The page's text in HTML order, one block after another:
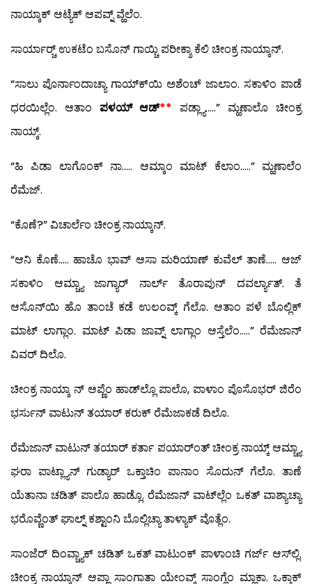
ನಾಯ್ಕಾಕ್ ಆಟ್ಯೆಕ್ ಆಪವ್ನ್ ವ್ಹೆಲೆಂ.
ಸಾರ್ಯಾರ್‍ಚ್ ಉಕಟೆಂ ಬಸೊನ್ ಗಾಯ್ಚಿ ಪರೀಕ್ಶಾ ಕೆಲಿ ಚೀಂಕ್ರ ನಾಯ್ಕಾನ್.
“ಸಾಲು ಪೊರ್ನಾಂದಾಚ್ಯಾ ಗಾಯ್ಕ್‍ಯಿ ಅಶೆಂಚ್ ಜಾಲಾಂ. ಸಕಾಳಿಂ ಪಾಡೆ
ಧರಯಿಲ್ಲೆಂ. ಆತಾಂ ಪಳಯ್ ಆಡ್** ಪಡ್ಲ್ಯಾ…..” ಮ್ಹಣಾಲೊ ಚೀಂಕ್ರ
ನಾಯ್ಕ್.
“ಹಿ ಪಿಡಾ ಲಾಗೊಂಕ್ ನಾ….. ಆಮ್ಕಾಂ ಮಾಟ್ ಕೆಲಾಂ…..” ಮ್ಹಣಾಲೆಂ
ರೆಮೆಜ್.
“ಕೊಣೆ?” ವಿಚಾರ್ಲೆಂ ಚೀಂಕ್ರ ನಾಯ್ಕಾನ್.
“ಆನಿ ಕೊಣೆ….. ಹಾಚೊ ಭಾವ್ ಆಸಾ ಮರಿಯಾಣ್ ಕುವೆಲ್ ತಾಣೆ….. ಆಜ್
ಸಕಾಳಿಂ ಆಮ್ಚ್ಯಾ ಜಾಗ್ಯಾರ್ ನಾರ್ಲ್ ತೊರಾಪುನ್ ದವರ್ಲ್ಯಾತ್. ತೆ
ಆಸೊನ್‍ಯಿ ಹೊ ತಾಂಚೆ ಕಡೆ ಉಲಂವ್ಕ್ ಗೆಲೊ. ಆತಾಂ ಪಳೆ ಬೊಲ್ಲಿಕ್
ಮಾಟ್ ಲಾಗ್ಲಾಂ. ಮಾಟ್ ಪಿಡಾ ಜಾವ್ನ್ ಲಾಗ್ಲಾಂ ಆಸ್ತೆಲೆಂ…..” ರೆಮೆಜಾನ್
ವಿವರ್ ದಿಲೊ.
ಚೀಂಕ್ರ ನಾಯ್ಕಾ ನ್ ಆಪ್ಣೆಂ ಹಾಡ್‍ಲ್ಲೊ ಪಾಲೊ, ಪಾಳಾಂ ಪೊಸೊಭರ್ ಜಿರೆಂ
ಭರ್ಸುನ್ ವಾಟುನ್ ತಯಾರ್ ಕರುಕ್ ರೆಮೆಜಾಕಡೆ ದಿಲೊ.
ರೆಮೆಜಾನ್ ವಾಟುನ್ ತಯಾರ್ ಕರ್ತಾ ಪಯಾರ್ಂತ್ ಚೀಂಕ್ರ ನಾಯ್ಕ್ ಆಮ್ಚ್ಯಾ
ಘರಾ ಪಾಟ್ಲ್ಯಾನ್ ಗುಡ್ಯಾರ್ ಒಕ್ತಾಚಿಂ ಪಾನಾಂ ಸೊದುನ್ ಗೆಲೊ. ತಾಣೆ
ಯೆತಾನಾ ಚಡಿತ್ ಪಾಲೊ ಹಾಡ್ಲೊ. ರೆಮೆಜಾನ್ ವಾಟ್‍ಲ್ಲೆಂ ಒಕತ್ ವಾಶ್ಯಾಚ್ಯಾ
ಭರೊವ್ಣೆಂತ್ ಘಾಲ್ನ್ ಕಶ್ಟಾಂನಿ ಬೊಲ್ಲಿಚ್ಯಾ ತಾಳ್ಯಾಕ್ ವೊತ್ಲೆಂ.
ಸಾಂಜೆರ್ ದಿಂವ್ಚ್ಯಾಕ್ ಚಡಿತ್ ಒಕತ್ ವಾಟುಂಕ್ ಪಾಳಾಂಚಿ ಗರ್ಜ್ ಆಸ್‍ಲ್ಲಿ.
ಚೀಂಕ್ರ ನಾಯ್ಕಾನ್ ಆಪ್ಣಾ ಸಾಂಗಾತಾ ಯೇಂವ್ಕ್ ಸಾಂಗ್ಲೆಂ ಮ್ಹಾಕಾ. ಒಕ್ತಾಕ್